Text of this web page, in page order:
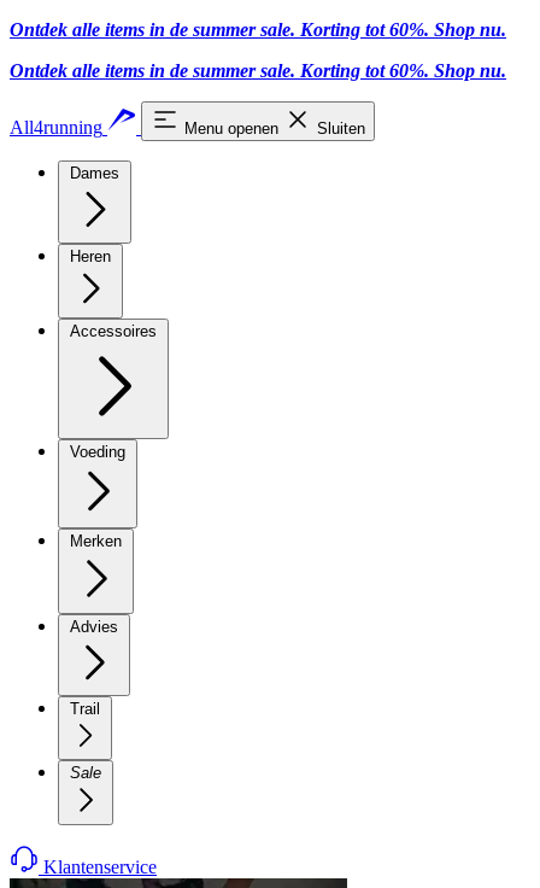
Ontdek alle items in de summer sale. Korting tot 60%. Shop nu.
Ontdek alle items in de summer sale. Korting tot 60%. Shop nu.
All4running Menu openen Sluiten
Dames
Heren
Accessoires
Voeding
Merken
Advies
Trail
Sale
Klantenservice